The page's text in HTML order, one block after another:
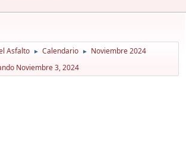
Asfalto ► Calendario ► Noviembre 2024
Noviembre 3, 2024